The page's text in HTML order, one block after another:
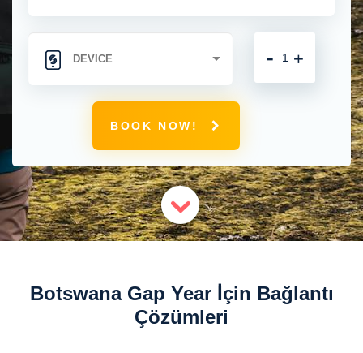
+
-
BOOK NOW!
Botswana Gap Year İçin Bağlantı
Çözümleri